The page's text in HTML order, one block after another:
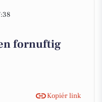
fornuftig
Kopiér link